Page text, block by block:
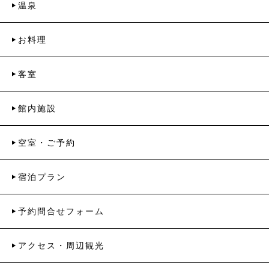
温泉
お料理
客室
館内施設
空室・ご予約
宿泊プラン
予約問合せフォーム
アクセス・周辺観光